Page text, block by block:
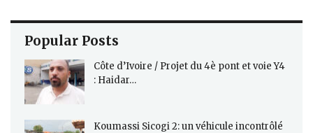
Popular Posts
Côte d’Ivoire / Projet du 4è pont et voie Y4
: Haidar…
Koumassi Sicogi 2: un véhicule incontrôlé